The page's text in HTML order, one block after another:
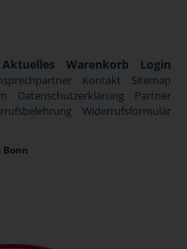
Aktuelles Warenkorb Login
Kontakt
Sitemap
Datenschutzerklärung
Partner
Widerrufsformular